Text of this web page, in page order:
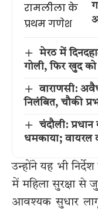
मेरठ में
गोली, फिर खुद
वाराणसी:
निलंबित, चौकी
चंदौली:
धमकाया; वायरल
उन्होंने यह भी
में महिला सुरक्षा से
आवश्यक सुधार